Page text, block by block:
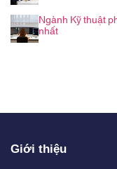
Ngành Kỹ thuật
nhất
Giới thiệu